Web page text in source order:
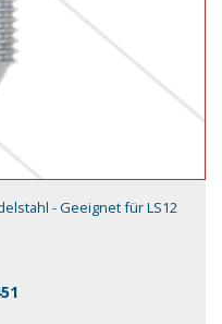
- Geeignet für LS12